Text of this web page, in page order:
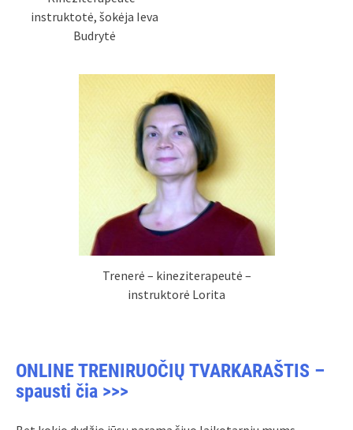
instruktotė, šokėja Ieva
Budrytė
Trenerė – kineziterapeutė –
instruktorė Lorita
ONLINE TRENIRUOČIŲ TVARKARAŠTIS –
spausti čia >>>